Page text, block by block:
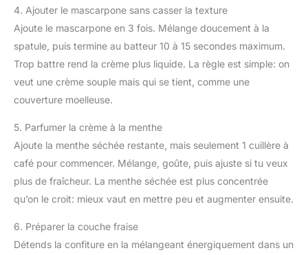
4. Ajouter le mascarpone sans casser la texture
Ajoute le mascarpone en 3 fois. Mélange doucement à la
spatule, puis termine au batteur 10 à 15 secondes maximum.
Trop battre rend la crème plus liquide. La règle est simple: on
veut une crème souple mais qui se tient, comme une
couverture moelleuse.
5. Parfumer la crème à la menthe
Ajoute la menthe séchée restante, mais seulement 1 cuillère à
café pour commencer. Mélange, goûte, puis ajuste si tu veux
plus de fraîcheur. La menthe séchée est plus concentrée
qu’on le croit: mieux vaut en mettre peu et augmenter ensuite.
6. Préparer la couche fraise
Détends la confiture en la mélangeant énergiquement dans un